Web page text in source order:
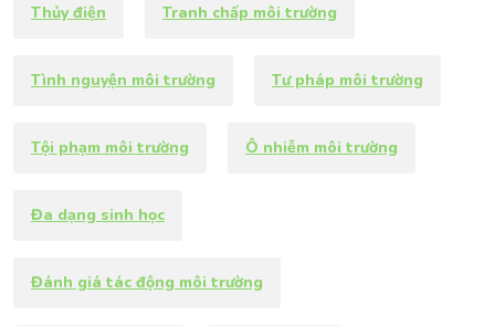
Thủy điện Tranh chấp môi trường
Tình nguyện môi trường Tư pháp môi trường
Tội phạm môi trường Ô nhiễm môi trường
Đa dạng sinh học
Đánh giá tác động môi trường